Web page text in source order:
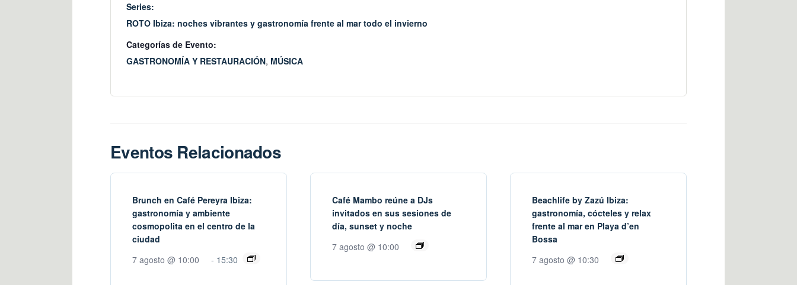
Series:
ROTO Ibiza: noches vibrantes y gastronomía frente al mar todo el invierno
Categorías de Evento:
GASTRONOMÍA Y RESTAURACIÓN, MÚSICA
Eventos Relacionados
Brunch en Café Pereyra Ibiza:
gastronomía y ambiente
cosmopolita en el centro de la
ciudad
7 agosto @ 10:00
- 15:30
Café Mambo reúne a DJs
invitados en sus sesiones de
día, sunset y noche
7 agosto @ 10:00
Beachlife by Zazú Ibiza:
gastronomía, cócteles y relax
frente al mar en Playa d’en
Bossa
7 agosto @ 10:30